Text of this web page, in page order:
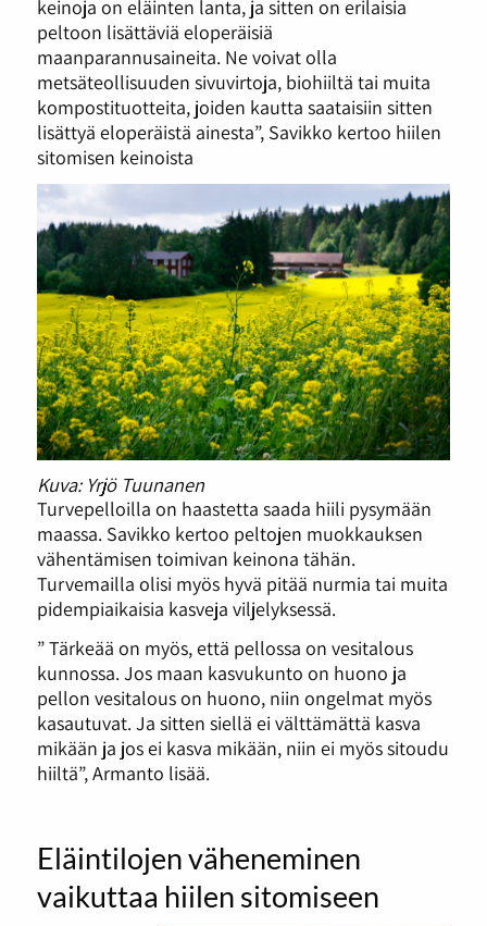
keinoja on eläinten lanta, ja sitten on erilaisia
peltoon lisättäviä eloperäisiä
maanparannusaineita. Ne voivat olla
metsäteollisuuden sivuvirtoja, biohiiltä tai muita
kompostituotteita, joiden kautta saataisiin sitten
lisättyä eloperäistä ainesta”, Savikko kertoo hiilen
sitomisen keinoista
Kuva: Yrjö Tuunanen
Turvepelloilla on haastetta saada hiili pysymään
maassa. Savikko kertoo peltojen muokkauksen
vähentämisen toimivan keinona tähän.
Turvemailla olisi myös hyvä pitää nurmia tai muita
pidempiaikaisia kasveja viljelyksessä.
” Tärkeää on myös, että pellossa on vesitalous
kunnossa. Jos maan kasvukunto on huono ja
pellon vesitalous on huono, niin ongelmat myös
kasautuvat. Ja sitten siellä ei välttämättä kasva
mikään ja jos ei kasva mikään, niin ei myös sitoudu
hiiltä”, Armanto lisää.
Eläintilojen väheneminen
vaikuttaa hiilen sitomiseen